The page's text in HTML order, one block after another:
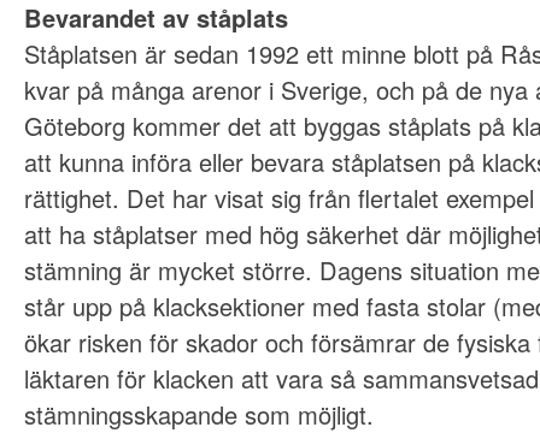
Bevarandet av ståplats
Ståplatsen är sedan 1992 ett minne blott på
kvar på många arenor i Sverige, och på de
Göteborg kommer det att byggas ståplats på
att kunna införa eller bevara ståplatsen på
rättighet. Det har visat sig från flertalet
att ha ståplatser med hög säkerhet där
stämning är mycket större. Dagens situation
står upp på klacksektioner med fasta stolar
ökar risken för skador och försämrar de
läktaren för klacken att vara så
stämningsskapande som möjligt.